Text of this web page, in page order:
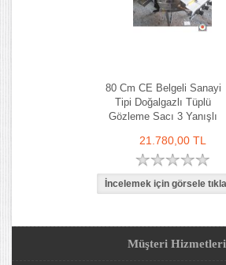
80 Cm CE Belgeli Sanayi
Tipi Doğalgazlı Tüplü
Gözleme Sacı 3 Yanışlı
21.780,00 TL
Müşteri Hizmetleri